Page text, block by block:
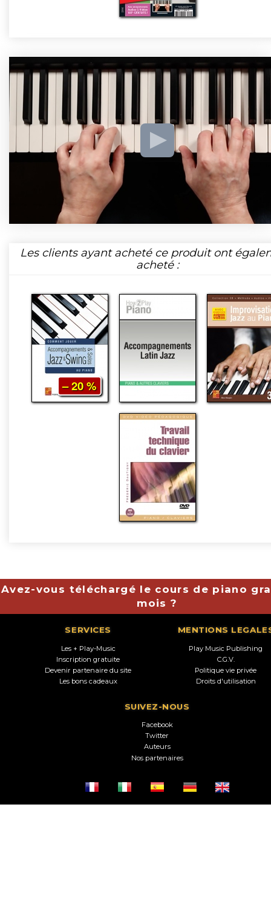
Les clients ayant acheté ce produit ont
acheté :
– 20 %
Avez-vous téléchargé le cours de piano
mois ?
SERVICES
Les + Play-Music
Inscription gratuite
Devenir partenaire du site
Les bons cadeaux
MENTIONS
Play Music Publishing
C.G.V.
Politique vie privée
Droits d'utilisation
SUIVEZ-NOUS
Facebook
Twitter
Auteurs
Nos partenaires